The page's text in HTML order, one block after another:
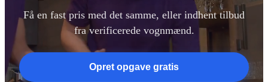
Få en fast pris med det samme, eller indhent tilbud
fra verificerede vognmænd.
Opret opgave gratis